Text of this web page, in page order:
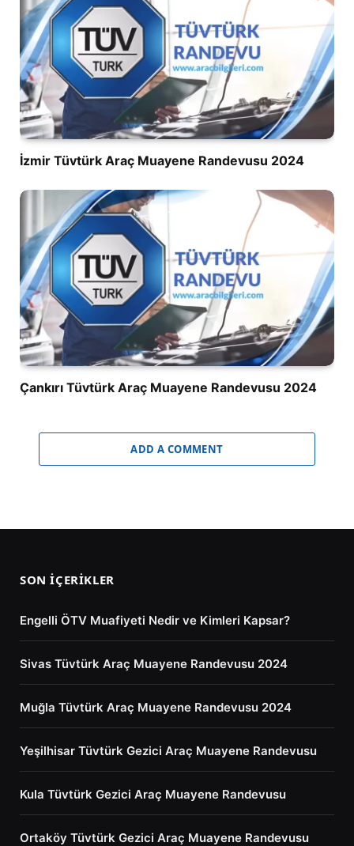
İzmir Tüvtürk Araç Muayene Randevusu 2024
Çankırı Tüvtürk Araç Muayene Randevusu 2024
ADD A COMMENT
SON İÇERIKLER
Engelli ÖTV Muafiyeti Nedir ve Kimleri Kapsar?
Sivas Tüvtürk Araç Muayene Randevusu 2024
Muğla Tüvtürk Araç Muayene Randevusu 2024
Yeşilhisar Tüvtürk Gezici Araç Muayene Randevusu
Kula Tüvtürk Gezici Araç Muayene Randevusu
Ortaköy Tüvtürk Gezici Araç Muayene Randevusu